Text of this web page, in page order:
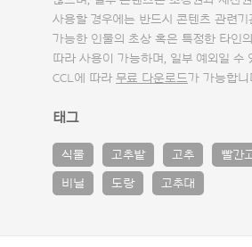
사용할 경우에는 반드시 콘텐츠 관련
가능한 인물의 초상 혹은 특정한 타인
따라 사용이 가능하며, 일부 예외일
CCL에 따라 무료 다운로드가 가능합니
태그
식물 고추밭 고추 빨간
비닐 도랑 고추대